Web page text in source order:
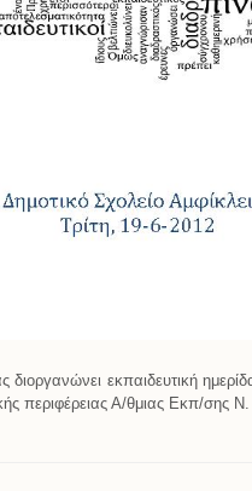
διοργανώνει εκπαιδευτική
περιφέρειας Α/θμιας Εκπ/σης